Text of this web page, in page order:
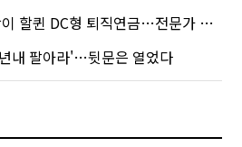
퀸 DC형 퇴직연금…전문가 조언은
내 팔아라'…뒷문은 열었다